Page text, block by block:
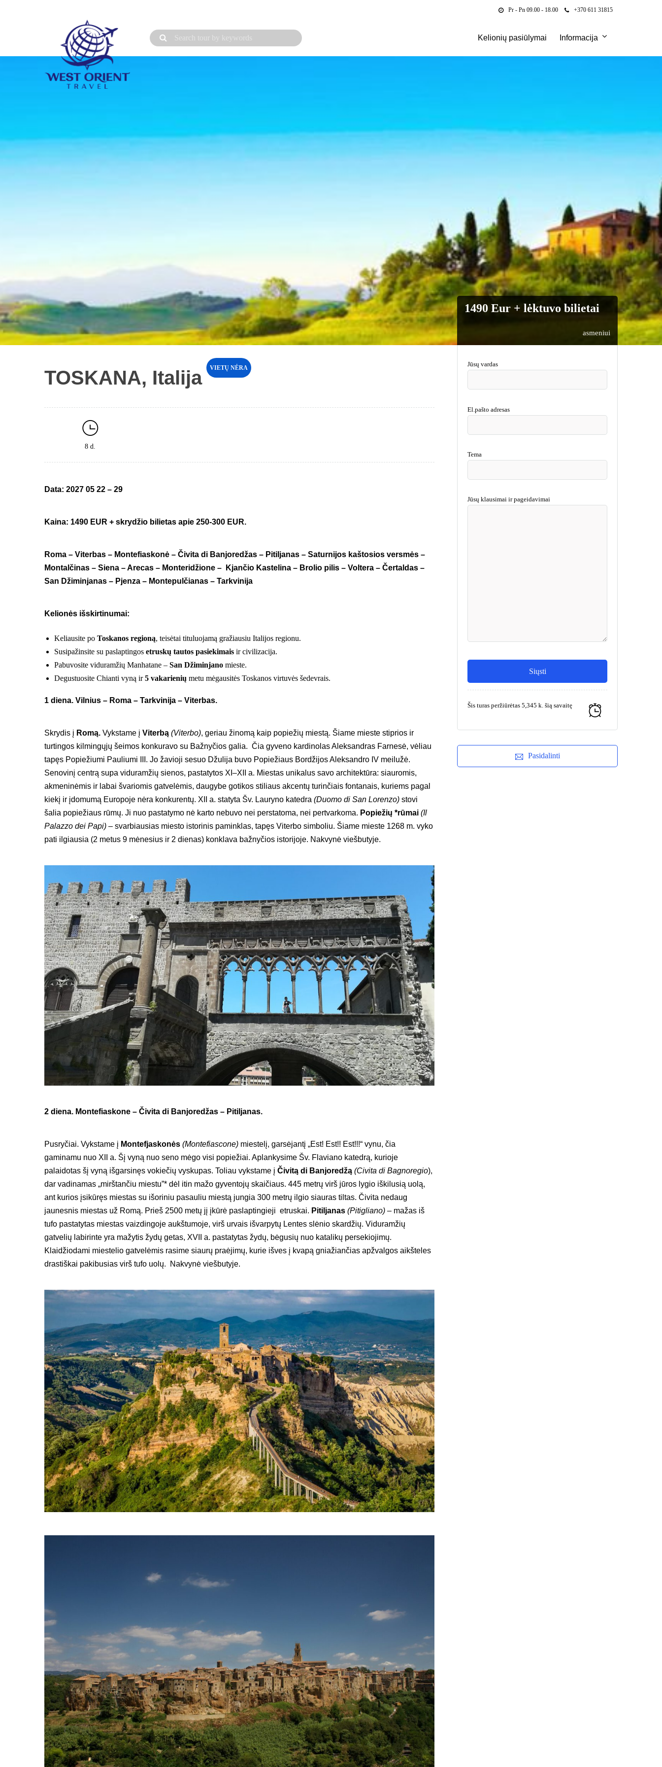
Pr - Pn 09.00 - 18.00 +370 611 31815
Kelionių pasiūlymai Informacija
1490 Eur + lėktuvo bilietai
asmeniui
Jūsų vardas
El.pašto adresas
Tema
Jūsų klausimai ir pageidavimai
Šis turas peržiūrėtas 5,345 k. šią savaitę
Pasidalinti
TOSKANA, Italija VIETŲ NĖRA
8 d.
Data: 2027 05 22 – 29
Kaina: 1490 EUR + skrydžio bilietas apie 250-300 EUR.
Roma – Viterbas – Montefiaskonė – Čivita di Banjoredžas – Pitiljanas – Saturnijos kaštosios versmės –
Montal činas – Siena – Arecas – Monteridžione – Kjančio Kastelina – Brolio pilis – Voltera – Čertaldas –
San Džiminjanas – Pjenza – Montepulčianas – Tarkvinija
Kelionės išskirtinumai:
Keliausite po Toskanos regioną, teisėtai tituluojamą gražiausiu Italijos regionu.
Susipažinsite su paslaptingos etruskų tautos pasiekimais ir civilizacija.
Pabuvosite viduramžių Manhatane – San Džiminjano mieste.
Degustuosite Chianti vyną ir5 vakarienių metu mėgausitės Toskanos virtuvės šedevrais.
1 diena. Vilnius – Roma – Tarkvinija – Viterbas.
Skrydis į Romą. Vykstame į Viterbą (Viterbo), geriau žinomą kaip popiežių miestą. Šiame mieste stiprios ir
turtingos kilmingųjų šeimos konkuravo su Bažnyčios galia. Čia gyveno kardinolas Aleksandras Farnesė, vėliau
tapęs Popiežiumi Pauliumi III. Jo žavioji sesuo Džulija buvo Popiežiaus Bordžijos Aleksandro IV meilužė.
Senovinį centrą supa viduramžių sienos, pastatytos XI–XII a. Miestas unikalus savo architektūra: siauromis,
akmeninėmis ir labai švariomis gatvelėmis, daugybe gotikos stiliaus akcentų turinčiais fontanais, kuriems pagal
kiekį ir įdomumą Europoje nėra konkurentų. XII a. statyta Šv. Lauryno katedra (Duomo di San Lorenzo) stovi
šalia popiežiaus rūmų. Ji nuo pastatymo nė karto nebuvo nei perstatoma, nei pertvarkoma. Popiežių *rūmai (Il
Palazzo dei Papi) – svarbiausias miesto istorinis paminklas, tapęs Viterbo simboliu. Šiame mieste 1268 m. vyko
pati ilgiausia (2 metus 9 mėnesius ir 2 dienas) konklava bažnyčios istorijoje. Nakvynė viešbutyje.
2 diena. Montefiaskone – Čivita di Banjoredžas – Pitiljanas.
Pusryčiai. Vykstame į Montefjaskonės (Montefiascone) miestelį, garsėjantį „Est! Est!! Est!!!“ vynu, čia
gaminamu nuo XII a. Šį vyną nuo seno mėgo visi popiežiai. Aplankysime Šv. Flaviano katedrą, kurioje
palaidotas šį vyną išgarsinęs vokiečių vyskupas. Toliau vykstame į Čivitą di Banjoredžą (Civita di Bagnoregio),
dar vadinamas „mirštančiu miestu”* dėl itin mažo gyventojų skaičiaus. 445 metrų virš jūros lygio iškilusią uolą,
ant kurios įsikūręs miestas su išoriniu pasauliu miestą jungia 300 metrų ilgio siauras tiltas. Čivita nedaug
jaunesnis miestas už Romą. Prieš 2500 metų jį įkūrė paslaptingieji etruskai. Pitiljanas (Pitigliano) – mažas iš
tufo pastatytas miestas vaizdingoje aukštumoje, virš urvais išvarpytų Lentes slėnio skardžių. Viduramžių
gatvelių labirinte yra mažytis žydų getas, XVII a. pastatytas žydų, bėgusių nuo katalikų persekiojimų.
Klaidžiodami miestelio gatvelėmis rasime siaurų praėjimų, kurie išves į kvapą gniažiančias apžvalgos aikšteles
drastiškai pakibusias virš tufo uolų. Nakvynė viešbutyje.